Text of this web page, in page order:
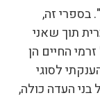
בספרי זה,
תוך שאני
החיים הן
לסוגי
העדה כולה,